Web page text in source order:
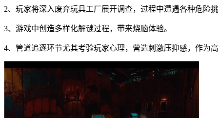
2、玩家将深入废弃玩具工厂展开调查，过程中遭遇各种危险挑
3、游戏中创造多样化解谜过程，带来烧脑体验。
4、管道追逐环节尤其考验玩家心理，营造刺激压抑感，作为